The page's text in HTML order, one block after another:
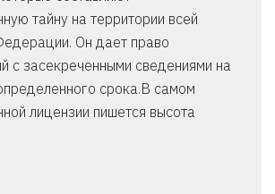
тайну на территории всей
Он дает право
с засекреченными сведениями на
срока.В самом
лицензии пишется высота